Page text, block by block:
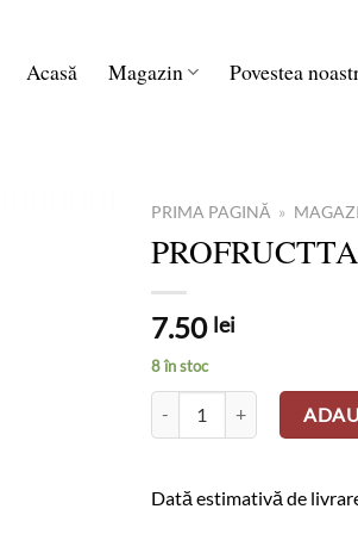
Acasă Magazin Povestea
PRIMA PAGINĂ »
7.50 lei
8 în stoc
Cantitate PROFRUCTTA
Dată estimativă de